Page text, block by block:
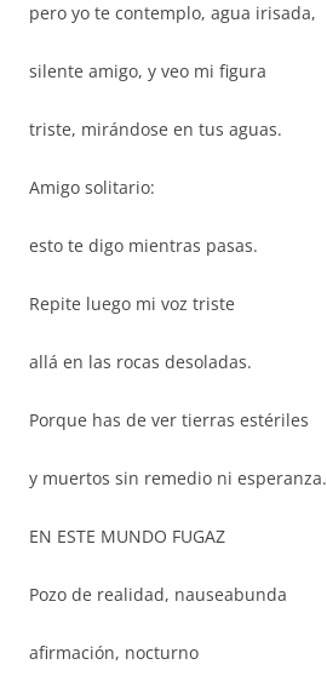
pero yo te contemplo, agua irisada,
silente amigo, y veo mi figura
triste, mirándose en tus aguas.
Amigo solitario:
esto te digo mientras pasas.
Repite luego mi voz triste
allá en las rocas desoladas.
Porque has de ver tierras estériles
y muertos sin remedio ni esperanza.
EN ESTE MUNDO FUGAZ
Pozo de realidad, nauseabunda
afirmación, nocturno